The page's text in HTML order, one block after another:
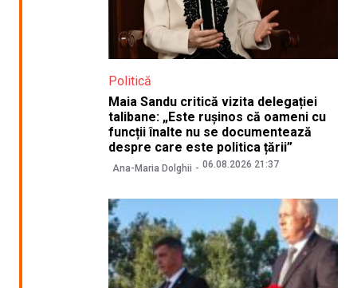
Politică
Maia Sandu critică vizita delegației
talibane: „Este rușinos că oameni cu
funcții înalte nu se documentează
despre care este politica țării”
Ana-Maria Dolghii 06.08.2026 21:37